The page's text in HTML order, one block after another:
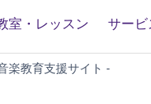
室・レッスン サービ
楽教育支援サイト -